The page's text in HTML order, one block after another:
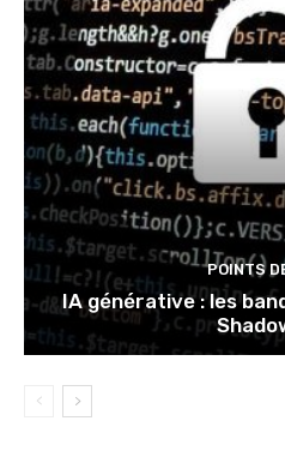
POINTS
IA générative : les